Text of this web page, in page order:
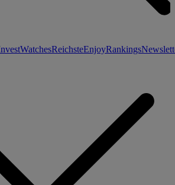
WatchesReichsteEnjoyRankings